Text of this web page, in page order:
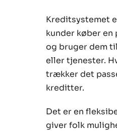
Kreditsystemet
kunder køber
og bruger dem
eller tjenester.
trækker det
kreditter.
Det er en
giver folk